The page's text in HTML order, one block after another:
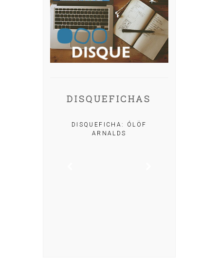
DISQUEFICHAS
DISQUEFICHA: ÓLÖF
ARNALDS